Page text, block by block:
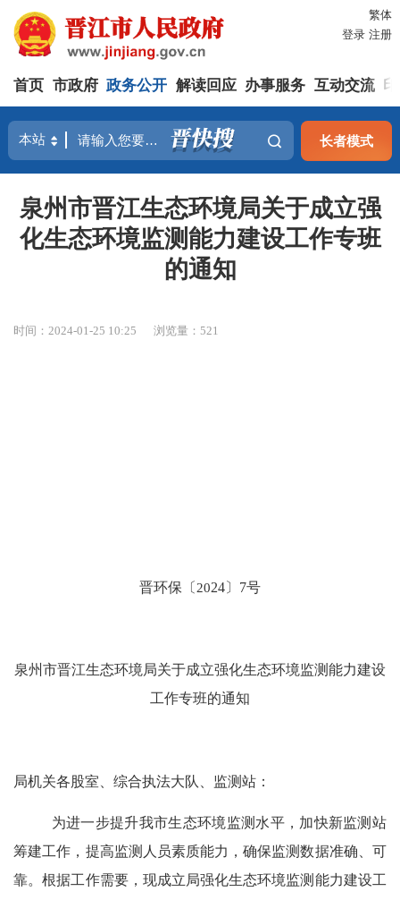
繁体
登录 注册
首页 市政府 政务公开 解读回应 办事服务 互动交流
长者模式
泉州市晋江生态环境局关于成立强
化生态环境监测能力建设工作专班
的通知
时间：2024-01-25 10:25 浏览量：521
晋环保 〔 2024〕 7号
泉州市晋江生态环境局关于成立强化生态环境监测能力建设
工作专班的通知
局机关各股室、综合执法大队、监测站 ：
为进一步提升我市生态环境监测水平，加快新监测站
筹建工作，提高监测人员素质能力，确保监测数据准确、可
靠。根据工作需要，现成立局强化生态环境监测能力建设工